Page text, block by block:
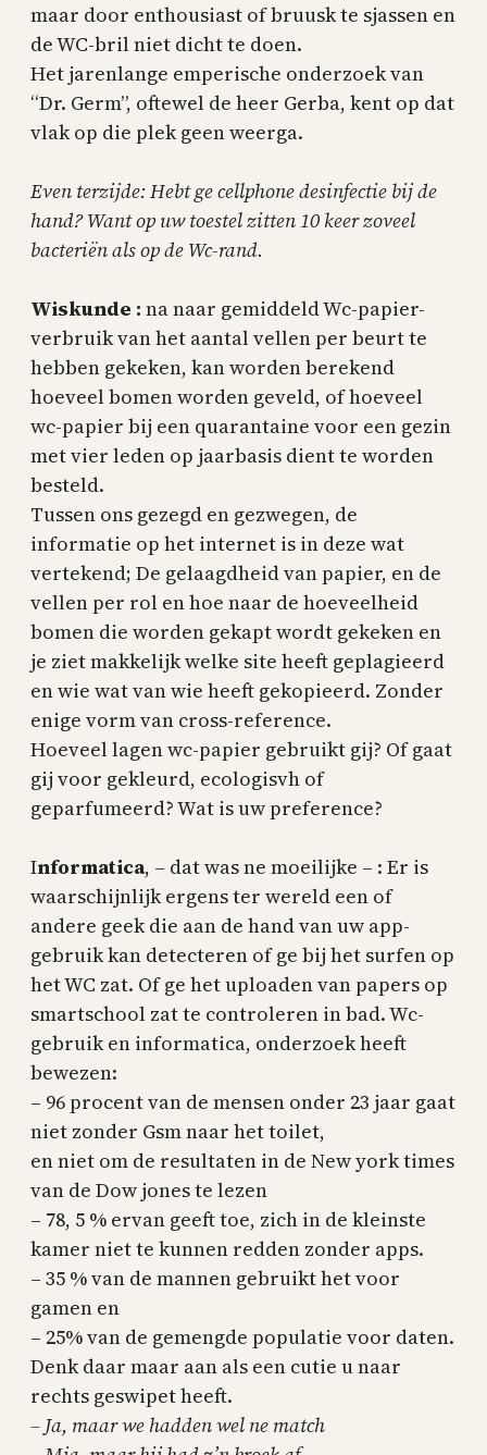
maar door enthousiast of bruusk te sjassen en
de WC-bril niet dicht te doen.
Het jarenlange emperische onderzoek van
“Dr. Germ”, oftewel de heer Gerba, kent op dat
vlak op die plek geen weerga.
Even terzijde: Hebt ge cellphone desinfectie bij de
hand? Want op uw toestel zitten 10 keer zoveel
bacteriën als op de Wc-rand.
Wiskunde : na naar gemiddeld Wc-papier-
verbruik van het aantal vellen per beurt te
hebben gekeken, kan worden berekend
hoeveel bomen worden geveld, of hoeveel
wc-papier bij een quarantaine voor een gezin
met vier leden op jaarbasis dient te worden
besteld.
Tussen ons gezegd en gezwegen, de
informatie op het internet is in deze wat
vertekend; De gelaagdheid van papier, en de
vellen per rol en hoe naar de hoeveelheid
bomen die worden gekapt wordt gekeken en
je ziet makkelijk welke site heeft geplagieerd
en wie wat van wie heeft gekopieerd. Zonder
enige vorm van cross-reference.
Hoeveel lagen wc-papier gebruikt gij? Of gaat
gij voor gekleurd, ecologisvh of
geparfumeerd? Wat is uw preference?
Informatica, – dat was ne moeilijke – : Er is
waarschijnlijk ergens ter wereld een of
andere geek die aan de hand van uw app-
gebruik kan detecteren of ge bij het surfen op
het WC zat. Of ge het uploaden van papers op
smartschool zat te controleren in bad. Wc-
gebruik en informatica, onderzoek heeft
bewezen:
– 96 procent van de mensen onder 23 jaar gaat
niet zonder Gsm naar het toilet,
en niet om de resultaten in de New york times
van de Dow jones te lezen
– 78, 5 % ervan geeft toe, zich in de kleinste
kamer niet te kunnen redden zonder apps.
– 35 % van de mannen gebruikt het voor
gamen en
– 25% van de gemengde populatie voor daten.
Denk daar maar aan als een cutie u naar
rechts geswipet heeft.
– Ja, maar we hadden wel ne match